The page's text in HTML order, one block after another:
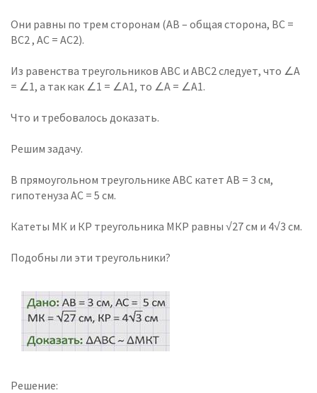
Они равны по трем сторонам (АВ – общая сторона, ВС =
ВС2 , АС = АС2).
Из равенства треугольников АВС и АВС2 следует, что ∠А
= ∠1, а так как ∠1 = ∠А1, то ∠А = ∠А1.
Что и требовалось доказать.
Решим задачу.
В прямоугольном треугольнике АВС катет АВ = 3 см,
гипотенуза АС = 5 см.
Катеты МК и КР треугольника МКР равны √27 см и 4√3 см.
Подобны ли эти треугольники?
Решение: